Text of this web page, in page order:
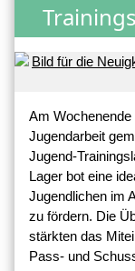
Am Wochenende
Jugendarbeit
Jugend-
Lager bot eine
Jugendlichen im
zu fördern. Die
stärkten das
Pass- und